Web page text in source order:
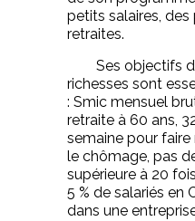
petits salaires, des
retraites.
Ses objectifs
richesses sont
: Smic mensuel
retraite à 60 ans,
semaine pour
le chômage, pas
supérieure à 20
5 % de salariés en
dans une